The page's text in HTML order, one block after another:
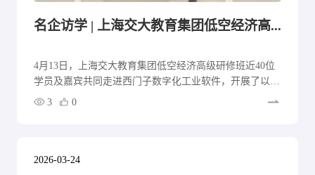
名企访学 | 上海交大教育集团低空经济高研班探秘西门子数字化工业软件
4月13日，上海交大教育集团低空经济高级研修班近40位
学员及嘉宾共同走进西门子数字化工业软件，开展了以
“数字化转型与智能制造”为核心的深度参访活动。
3 0
2026-03-24